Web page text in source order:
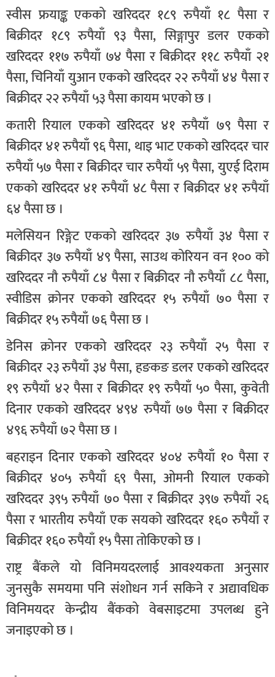
स्वीस फ्रयाङ्क एकको खरिददर १८९ रुपैयाँ १८ पैसा र
बिक्रीदर १८९ रुपैयाँ ९३ पैसा, सिङ्गापुर डलर एकको
खरिददर ११७ रुपैयाँ ७४ पैसा र बिक्रीदर ११८ रुपैयाँ २१
पैसा, चिनियाँ युआन एकको खरिददर २२ रुपैयाँ ४४ पैसा र
बिक्रीदर २२ रुपैयाँ ५३ पैसा कायम भएको छ ।
कतारी रियाल एकको खरिददर ४१ रुपैयाँ ७९ पैसा र
बिक्रीदर ४१ रुपैयाँ ९६ पैसा, थाइ भाट एकको खरिददर चार
रुपैयाँ ५७ पैसा र बिक्रीदर चार रुपैयाँ ५९ पैसा, युएई दिराम
एकको खरिददर ४१ रुपैयाँ ४८ पैसा र बिक्रीदर ४१ रुपैयाँ
६४ पैसा छ ।
मलेसियन रिङ्गेट एकको खरिददर ३७ रुपैयाँ ३४ पैसा र
बिक्रीदर ३७ रुपैयाँ ४९ पैसा, साउथ कोरियन वन १०० को
खरिददर नौ रुपैयाँ ८४ पैसा र बिक्रीदर नौ रुपैयाँ ८८ पैसा,
स्वीडिस क्रोनर एकको खरिददर १५ रुपैयाँ ७० पैसा र
बिक्रीदर १५ रुपैयाँ ७६ पैसा छ ।
डेनिस क्रोनर एकको खरिददर २३ रुपैयाँ २५ पैसा र
बिक्रीदर २३ रुपैयाँ ३४ पैसा, हङकङ डलर एकको खरिददर
१९ रुपैयाँ ४२ पैसा र बिक्रीदर १९ रुपैयाँ ५० पैसा, कुवेती
दिनार एकको खरिददर ४९४ रुपैयाँ ७७ पैसा र बिक्रीदर
४९६ रुपैयाँ ७२ पैसा छ ।
बहराइन दिनार एकको खरिददर ४०४ रुपैयाँ १० पैसा र
बिक्रीदर ४०५ रुपैयाँ ६९ पैसा, ओमनी रियाल एकको
खरिददर ३९५ रुपैयाँ ७० पैसा र बिक्रीदर ३९७ रुपैयाँ २६
पैसा र भारतीय रुपैयाँ एक सयको खरिददर १६० रुपैयाँ र
बिक्रीदर १६० रुपैयाँ १५ पैसा तोकिएको छ ।
राष्ट्र बैंकले यो विनिमयदरलाई आवश्यकता अनुसार
जुनसुकै समयमा पनि संशोधन गर्न सकिने र अद्यावधिक
विनिमयदर केन्द्रीय बैंकको वेबसाइटमा उपलब्ध हुने
जनाइएको छ ।